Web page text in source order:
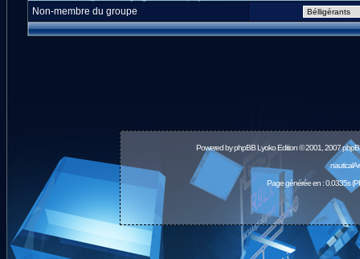
Non-membre du groupe
Powered byphpBBLyoko Edition © 2001, 2007
Page générée en : 0.0335s